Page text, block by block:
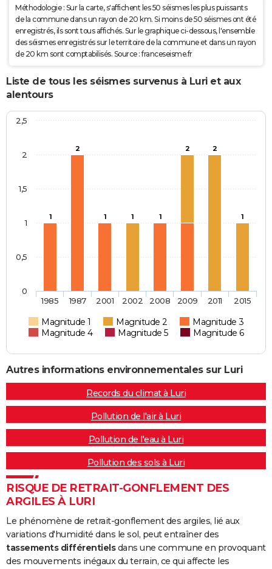
et/ou
Coulées de
Boue
Méthodologie : Sur la carte, s'affichent les 50 séismes les plus puissants
de la commune dans un rayon de 20 km. Si moins de 50 séismes ont été
enregistrés, ils sont tous affichés. Sur le graphique ci-dessous, l'ensemble
des séismes enregistrés sur le territoire de la commune et dans un rayon
de 20 km sont comptabilisés. Source : franceseisme.fr
Liste de tous les séismes survenus à Luri et aux
alentours
1
2
1 1 1
2 2
1
Magnitude 1 Magnitude 2
Magnitude 3
Magnitude 4
Magnitude 5 Magnitude 6
1985 1987 2001 2002 2008 2009 2011 2015
0
0,5
1
1,5
2
2,5
Autres informations environnementales sur Luri
Records du climat à Luri
Pollution de l'air à Luri
Pollution de l'eau à Luri
Pollution des sols à Luri
RISQUE DE RETRAIT-GONFLEMENT DES
ARGILES À LURI
Le phénomène de retrait-gonflement des argiles, lié aux
variations d'humidité dans le sol, peut entraîner des
tassements différentielsdans une commune en provoquant
des mouvements inégaux du terrain, ce qui affecte les